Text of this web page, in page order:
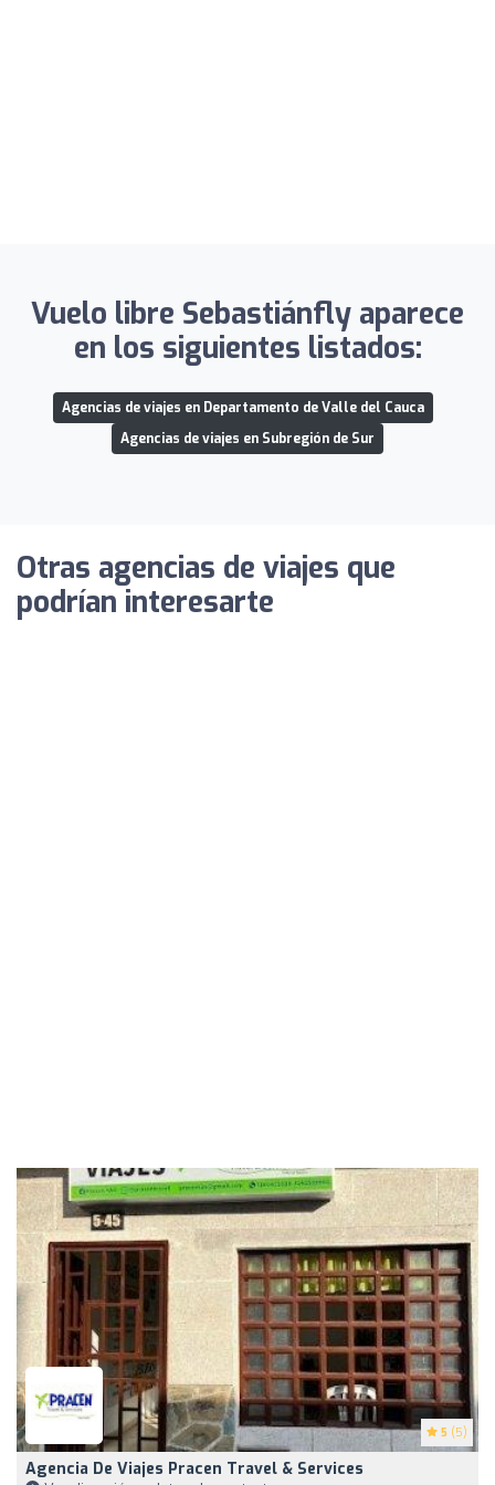
Vuelo libre Sebastiánfly aparece
en los siguientes listados:
Agencias de viajes en Departamento de Valle del Cauca
Agencias de viajes en Subregión de Sur
Otras agencias de viajes que
podrían interesarte
5 (5)
Agencia De Viajes Pracen Travel & Services